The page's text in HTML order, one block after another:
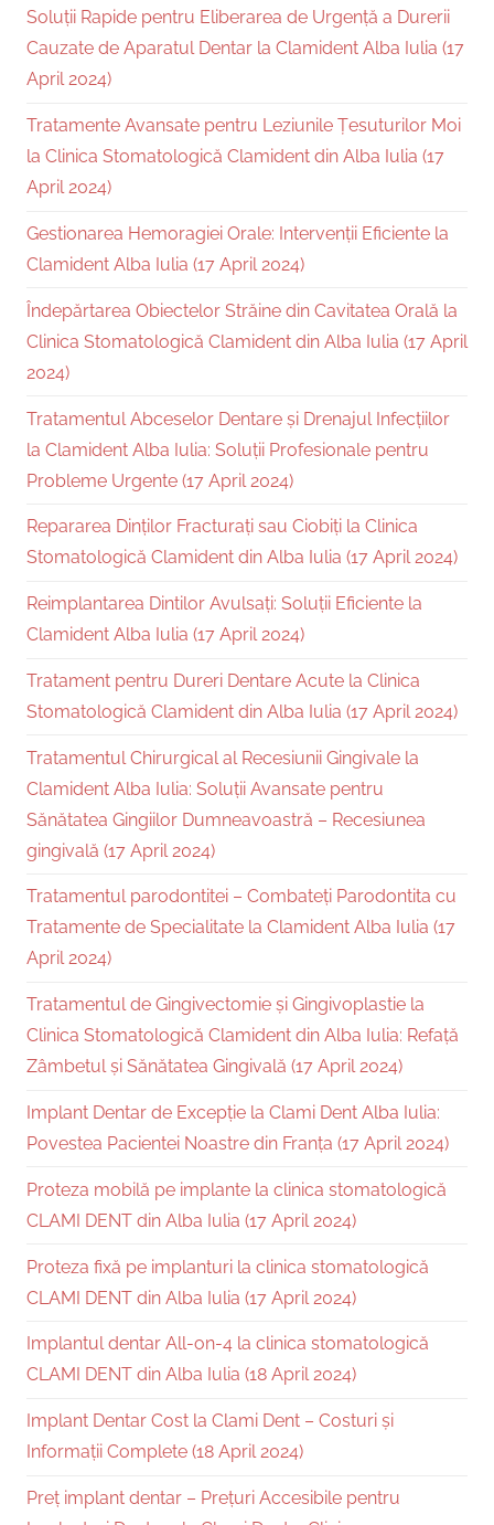
Soluții Rapide pentru Eliberarea de Urgență a Durerii
Cauzate de Aparatul Dentar la Clamident Alba Iulia (17
April 2024)
Tratamente Avansate pentru Leziunile Țesuturilor Moi
la Clinica Stomatologică Clamident din Alba Iulia (17
April 2024)
Gestionarea Hemoragiei Orale: Intervenții Eficiente la
Clamident Alba Iulia (17 April 2024)
Îndepărtarea Obiectelor Străine din Cavitatea Orală la
Clinica Stomatologică Clamident din Alba Iulia (17 April
2024)
Tratamentul Abceselor Dentare și Drenajul Infecțiilor
la Clamident Alba Iulia: Soluții Profesionale pentru
Probleme Urgente (17 April 2024)
Repararea Dinților Fracturați sau Ciobiți la Clinica
Stomatologică Clamident din Alba Iulia (17 April 2024)
Reimplantarea Dintilor Avulsați: Soluții Eficiente la
Clamident Alba Iulia (17 April 2024)
Tratament pentru Dureri Dentare Acute la Clinica
Stomatologică Clamident din Alba Iulia (17 April 2024)
Tratamentul Chirurgical al Recesiunii Gingivale la
Clamident Alba Iulia: Soluții Avansate pentru
Sănătatea Gingiilor Dumneavoastră – Recesiunea
gingivală (17 April 2024)
Tratamentul parodontitei – Combateți Parodontita cu
Tratamente de Specialitate la Clamident Alba Iulia (17
April 2024)
Tratamentul de Gingivectomie și Gingivoplastie la
Clinica Stomatologică Clamident din Alba Iulia: Refață
Zâmbetul și Sănătatea Gingivală (17 April 2024)
Implant Dentar de Excepție la Clami Dent Alba Iulia:
Povestea Pacientei Noastre din Franța (17 April 2024)
Proteza mobilă pe implante la clinica stomatologică
CLAMI DENT din Alba Iulia (17 April 2024)
Proteza fixă pe implanturi la clinica stomatologică
CLAMI DENT din Alba Iulia (17 April 2024)
Implantul dentar All-on-4 la clinica stomatologică
CLAMI DENT din Alba Iulia (18 April 2024)
Implant Dentar Cost la Clami Dent – Costuri și
Informații Complete (18 April 2024)
Preț implant dentar – Prețuri Accesibile pentru